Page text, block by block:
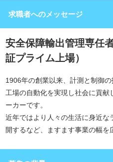
求職者へのメッセージ
安全保障輸出管理専任
証プライム上場）
1906年の創業以来、計測と制御
工場の自動化を実現し社会に貢献
ーカーです。
近年ではより人々の生活に身近な
開するなど、ますます事業の幅を